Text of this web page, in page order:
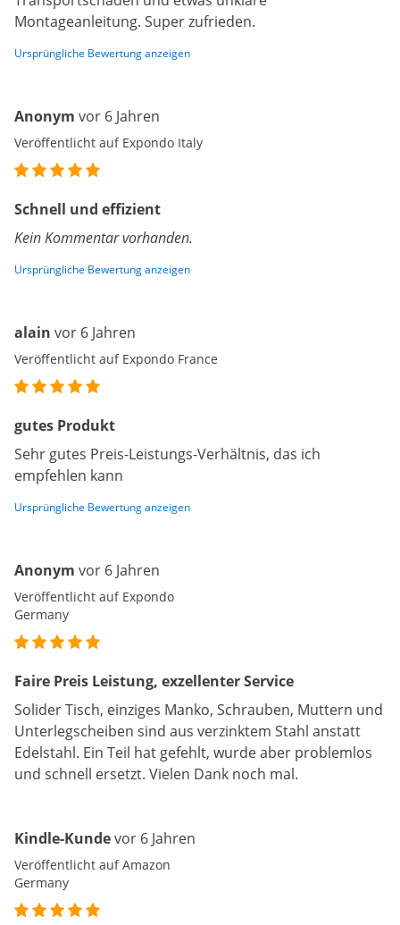
Montageanleitung. Super zufrieden.
Ursprüngliche Bewertung anzeigen
Anonym vor 6 Jahren
Veröffentlicht auf Expondo Italy
Schnell und effizient
Kein Kommentar vorhanden.
Ursprüngliche Bewertung anzeigen
alain vor 6 Jahren
Veröffentlicht auf Expondo France
gutes Produkt
Sehr gutes Preis-Leistungs-Verhältnis, das ich
empfehlen kann
Ursprüngliche Bewertung anzeigen
Anonym vor 6 Jahren
Veröffentlicht auf Expondo
Germany
Faire Preis Leistung, exzellenter Service
Solider Tisch, einziges Manko, Schrauben, Muttern und
Unterlegscheiben sind aus verzinktem Stahl anstatt
Edelstahl. Ein Teil hat gefehlt, wurde aber problemlos
und schnell ersetzt. Vielen Dank noch mal.
Kindle-Kundevor 6 Jahren
Veröffentlicht auf Amazon
Germany